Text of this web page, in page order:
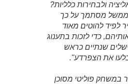
ולבחירות כלליות?
מסתמך על כך
לפיד להוטים מאוד
כדי לזכות בתענוג
שנתיים כראש
את הצפרדע".
במשחק פוליטי מסוכן